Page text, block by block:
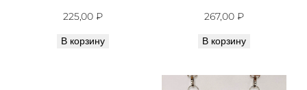
225,00₽
В корзину
267,00 ₽
В корзину